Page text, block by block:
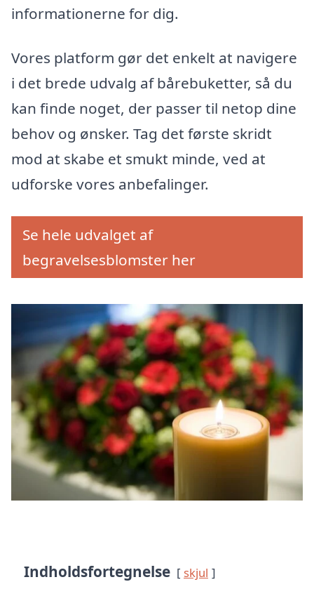
informationerne for dig.
Vores platform gør det enkelt at navigere
i det brede udvalg af bårebuketter, så du
kan finde noget, der passer til netop dine
behov og ønsker. Tag det første skridt
mod at skabe et smukt minde, ved at
udforske vores anbefalinger.
Se hele udvalget af
begravelsesblomster her
Indholdsfortegnelse skjul